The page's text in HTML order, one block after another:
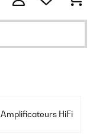
Amplificateurs HiFi